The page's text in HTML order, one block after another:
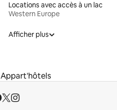
Locations avec accès à un lac
Western Europe
Afficher plus
Appart'hôtels